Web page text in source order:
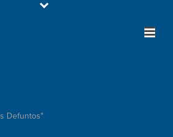
Defuntos"